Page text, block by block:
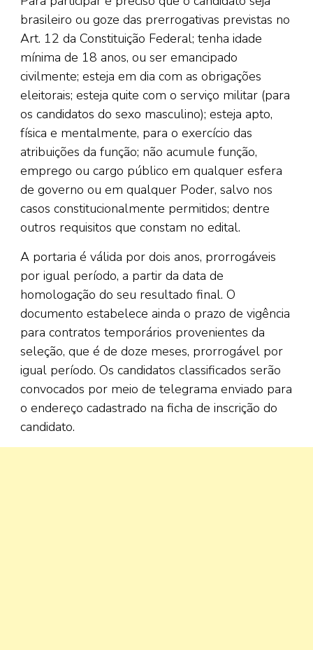
brasileiro ou goze das prerrogativas previstas no
Art. 12 da Constituição Federal; tenha idade
mínima de 18 anos, ou ser emancipado
civilmente; esteja em dia com as obrigações
eleitorais; esteja quite com o serviço militar (para
os candidatos do sexo masculino); esteja apto,
física e mentalmente, para o exercício das
atribuições da função; não acumule função,
emprego ou cargo público em qualquer esfera
de governo ou em qualquer Poder, salvo nos
casos constitucionalmente permitidos; dentre
outros requisitos que constam no edital.
A portaria é válida por dois anos, prorrogáveis
por igual período, a partir da data de
homologação do seu resultado final. O
documento estabelece ainda o prazo de vigência
para contratos temporários provenientes da
seleção, que é de doze meses, prorrogável por
igual período. Os candidatos classificados serão
convocados por meio de telegrama enviado para
o endereço cadastrado na ficha de inscrição do
candidato.